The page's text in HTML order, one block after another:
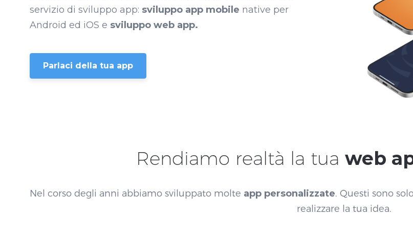
servizio di sviluppo app: sviluppo app mobile native per
Android ed iOS e sviluppo web app.
Parlaci della tua app
Rendiamo realtà la tua web
Nel corso degli anni abbiamo sviluppato molte app personalizzate. Questi sono
realizzare la tua idea.